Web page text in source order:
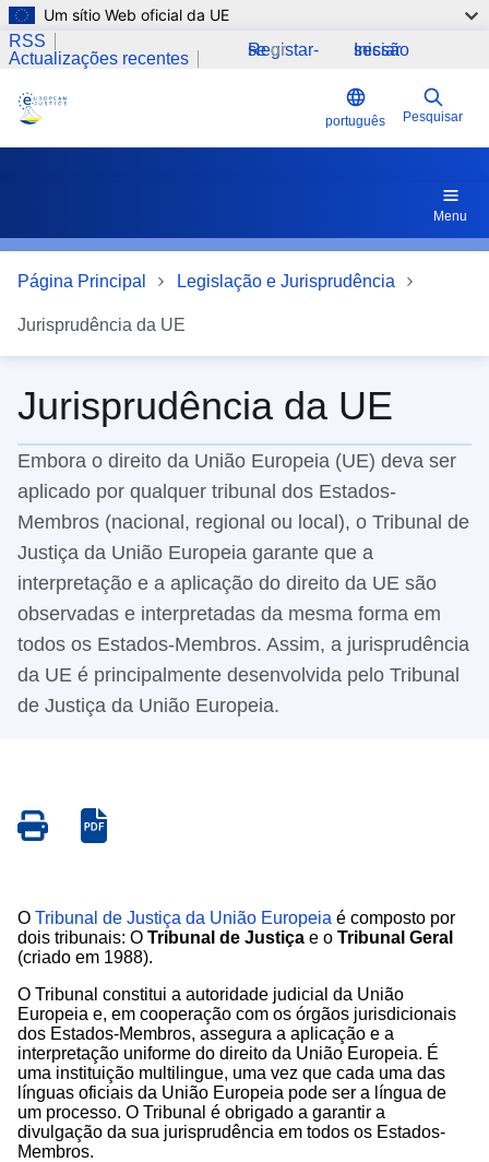
Passar para o conteúdo principal
Um sítio Web oficial da UE
RSS
Actualizações recentes
Registar-seor Iniciar sessão
português Pesquisar
Menu
Página Principal Legislação e Jurisprudência
Jurisprudência da UE
Jurisprudência da UE
Embora o direito da União Europeia (UE) deva ser
aplicado por qualquer tribunal dos Estados-
Membros (nacional, regional ou local), o Tribunal de
Justiça da União Europeia garante que a
interpretação e a aplicação do direito da UE são
observadas e interpretadas da mesma forma em
todos os Estados-Membros. Assim, a jurisprudência
da UE é principalmente desenvolvida pelo Tribunal
de Justiça da União Europeia.
Save
as
Save
as
O Tribunal de Justiça da União Europeia é composto por
dois tribunais: O Tribunal de Justiça e o Tribunal Geral
(criado em 1988).
O Tribunal constitui a autoridade judicial da União
Europeia e, em cooperação com os órgãos jurisdicionais
dos Estados-Membros, assegura a aplicação e a
interpretação uniforme do direito da União Europeia. É
uma instituição multilingue, uma vez que cada uma das
línguas oficiais da União Europeia pode ser a língua de
um processo. O Tribunal é obrigado a garantir a
divulgação da sua jurisprudência em todos os Estados-
Membros.